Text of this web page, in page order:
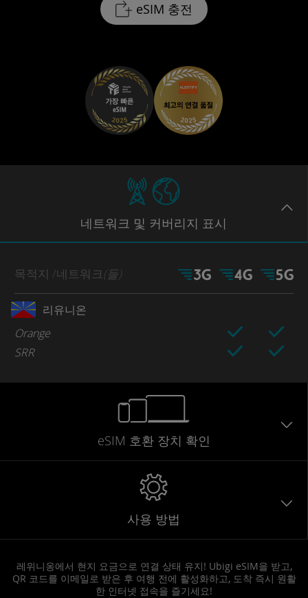
eSIM 충전
네트워크 및 커버리지 표시
목적지 /네트워크(들)
리유니온
Orange
SRR
eSIM 호환 장치 확인
사용 방법
레위니옹에서 현지 요금으로 연결 상태 유지! Ubigi eSIM을 받고,
QR 코드를 이메일로 받은 후 여행 전에 활성화하고, 도착 즉시 원활
한 인터넷 접속을 즐기세요!